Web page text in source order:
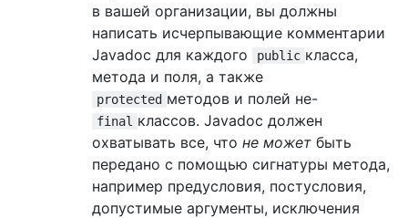
в вашей организации, вы должны
написать исчерпывающие комментарии
Javadoc для каждого
public класса,
метода и поля, а также
protected методов и полей не-
final классов. Javadoc должен
охватывать все, что не может быть
передано с помощью сигнатуры метода,
например предусловия, постусловия,
допустимые аргументы, исключения